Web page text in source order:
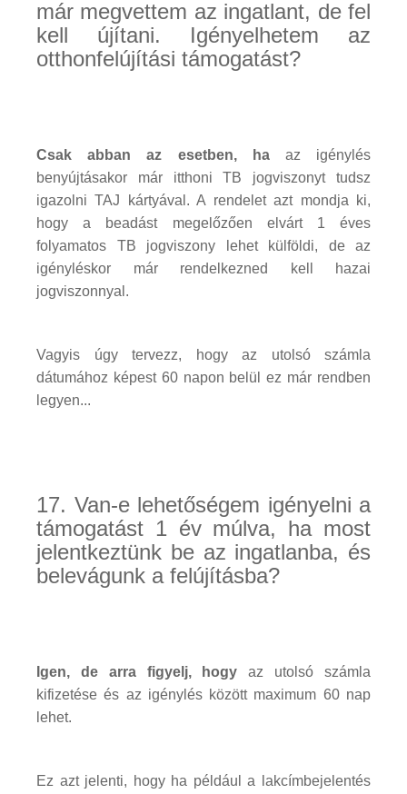
már megvettem az ingatlant, de fel
kell újítani. Igényelhetem az
otthonfelújítási támogatást?
Csak abban az esetben, haaz igénylés
benyújtásakor már itthoni TB jogviszonyt tudsz
igazolni TAJ kártyával. A rendelet azt mondja ki,
hogy a beadást megelőzően elvárt 1 éves
folyamatos TB jogviszony lehet külföldi, de az
igényléskor már rendelkezned kell hazai
jogviszonnyal.
Vagyis úgy tervezz, hogy az utolsó számla
dátumához képest 60 napon belül ez már rendben
legyen...
17. Van-e lehetőségem igényelni a
támogatást 1 év múlva, ha most
jelentkeztünk be az ingatlanba, és
belevágunk a felújításba?
Igen, de arra figyelj, hogy az utolsó számla
kifizetése és az igénylés között maximum 60 nap
lehet.
Ez azt jelenti, hogy ha például a lakcímbejelentés